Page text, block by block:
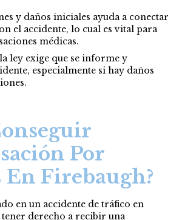
y daños iniciales ayuda a conectar
el accidente, lo cual es vital para
médicas.
ley exige que se informe y
especialmente si hay daños
Por
En Firebaugh?
en un accidente de tráfico en
derecho a recibir una